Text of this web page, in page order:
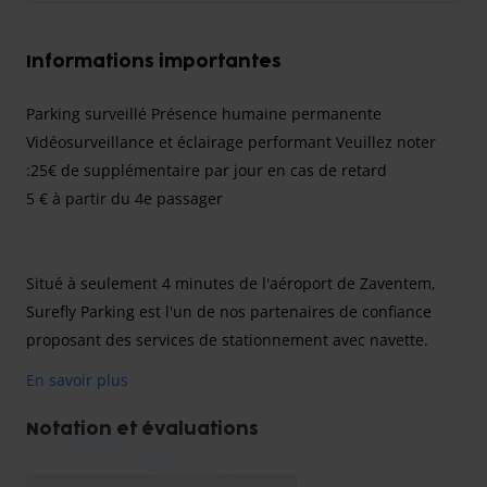
Informations importantes
Parking surveillé Présence humaine permanente
Vidéosurveillance et éclairage performant Veuillez noter
:25€ de supplémentaire par jour en cas de retard
5 € à partir du 4e passager
Situé à seulement 4 minutes de l'aéroport de Zaventem,
Surefly Parking est l'un de nos partenaires de confiance
proposant des services de stationnement avec navette.
Grâce aux nombreuses caméras de surveillance et au
En savoir plus
Notation et évaluations